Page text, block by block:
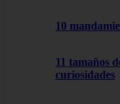
10
11 tamaños
curiosidades